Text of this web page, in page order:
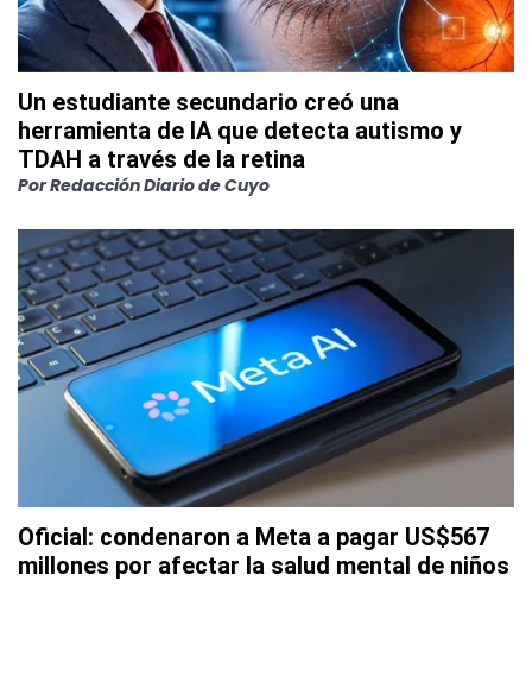
Un estudiante secundario creó una
herramienta de IA que detecta autismo y
TDAH a través de la retina
PorRedacción Diario de Cuyo
Oficial: condenaron a Meta a pagar US$567
millones por afectar la salud mental de niños